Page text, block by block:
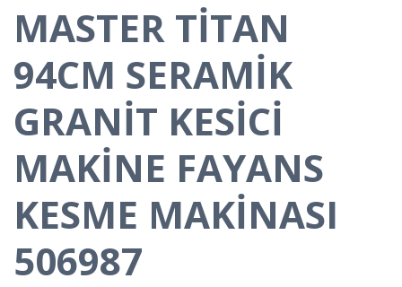
MASTER TİTAN
94CM SERAMİK
GRANİT KESİCİ
MAKİNE FAYANS
KESME MAKİNASI
506987